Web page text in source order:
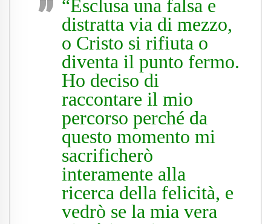
“Esclusa una falsa e
distratta via di mezzo,
o Cristo si rifiuta o
diventa il punto fermo.
Ho deciso di
raccontare il mio
percorso perché da
questo momento mi
sacrificherò
interamente alla
ricerca della felicità, e
vedrò se la mia vera